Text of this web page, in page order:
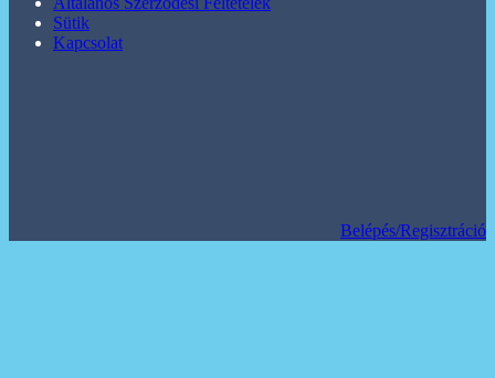
Sütik
Kapcsolat
Belépés/Regisztráció